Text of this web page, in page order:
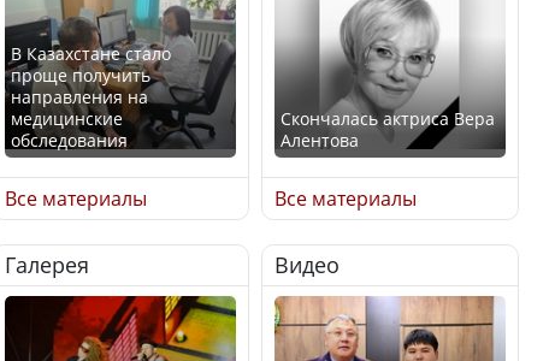
В Казахстане стало
проще получить
направления на
медицинские
обследования
Қазақстан Орталық Азия
елдері арасында әл-ауқат
индексінде көш бастады
Все материалы
Скончалась актриса Вера
Алентова
В РФ вынесен заочный
приговор по уголовному
делу об убийстве Игоря
Талькова
Все материалы
Галерея Видео